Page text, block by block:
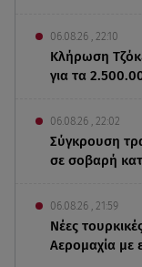
06.08.26 , 22:10
Κλήρωση
για τα
06.08.26 , 22:02
Σύγκρουση
σε σοβαρή
06.08.26 , 21:59
Νέες
Αερομαχία με